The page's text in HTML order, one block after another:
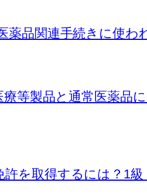
薬品関連手続きに使わ
等製品と通常医薬品
許を取得するには？1